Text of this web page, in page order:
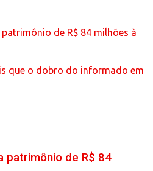
patrimônio de R$ 84